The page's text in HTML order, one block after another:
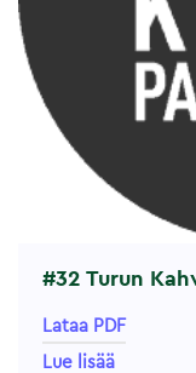
#32 Turun
Lataa PDF
Lue lisää